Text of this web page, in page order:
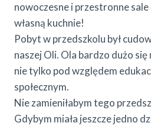
nowoczesne i przestronne
własną kuchnie!
Pobyt w przedszkolu był
naszej Oli. Ola bardzo dużo się
nie tylko pod względem
społecznym.
Nie zamieniłabym tego
Gdybym miała jeszcze jedno